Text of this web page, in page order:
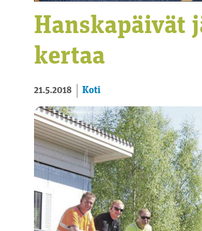
Hanskapäivät
kertaa
21.5.2018 Koti